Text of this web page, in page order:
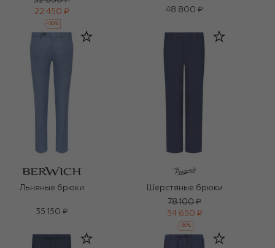
22 450 ₽
-30%
48 800 ₽
Льняные брюки
35 150 ₽
Шерстяные брюки
78 100 ₽
54 650 ₽
-30%